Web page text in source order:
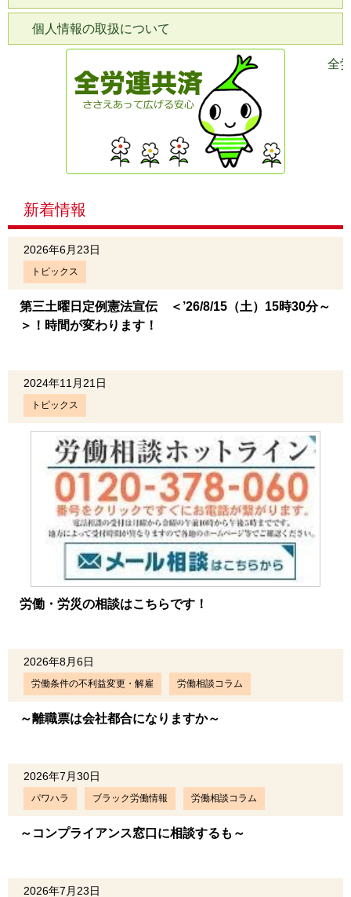
個人情報の取扱について
全
新着情報
2026年6月23日
トピックス
第三土曜日定例憲法宣伝 ＜’26/8/15（土）15時30分～
＞！時間が変わります！
2024年11月21日
トピックス
労働・労災の相談はこちらです！
2026年8月6日
労働条件の不利益変更・解雇 労働相談コラム
～離職票は会社都合になりますか～
2026年7月30日
パワハラ ブラック労働情報 労働相談コラム
～コンプライアンス窓口に相談するも～
2026年7月23日